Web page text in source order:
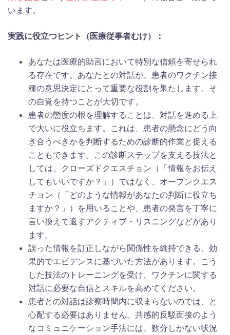
います。
実践に役立つヒント（医療従事者むけ）：
あなたは医療的助言において特別な信頼を寄せられ
る存在です。あなたとの対話が、患者のワクチン接
種の意思決定にとって重要な役割を果たします。そ
の自覚を持つことが大切です。
患者の態度の根を理解することは、対話を進める上
で大いに役立ちます。これは、患者の懸念にどう向
き合うべきかを判断するための診断的作業と捉える
こともできます。この診断ステップを支える技法と
しては、クローズドクエスチョン（「情報をお伝え
してもいいですか？」）ではなく、オープンクエス
チョン（「どのような情報があなたの判断に役立ち
ますか？」）を用いることや、患者の発言を丁寧に
言い換えて返すアクティブ・リスニングなどがあり
ます。
誤った情報を訂正しながら関係性を維持できる、効
果的でエビデンスに基づいた方法があります。こう
した技法のトレーニングを受け、ワクチンに関する
対話に必要な自信とスキルを高めてください。
患者との対話は診察時間内に収まらないのでは、と
心配する必要はありません。共感的反駁面接のよう
なコミュニケーション手法には、数分しかない状況